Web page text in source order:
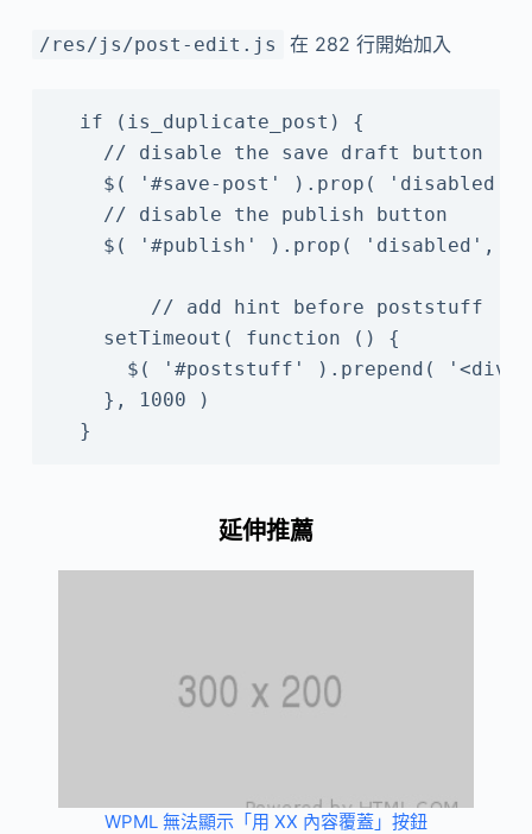
/res/js/post-edit.js 在 282 行開始加入
  if (is_duplicate_post) {
    // disable the save draft button
$( '#save-post' ).prop( 'disabled',
    // disable the publish button
$( '#publish' ).prop( 'disabled',
        // add hint before poststuff
    setTimeout( function () {
$( '#poststuff' ).prepend( '<div
    }, 1000 )
  }
延伸推薦
WPML 無法顯示「用 XX 內容覆蓋」按鈕